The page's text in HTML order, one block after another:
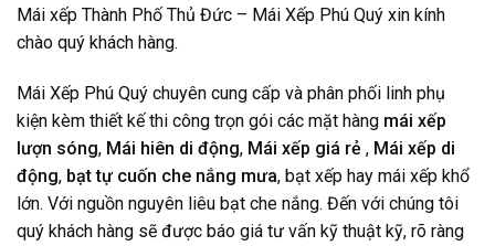
Mái xếp Thành Phố Thủ Đức – Mái Xếp Phú Quý xin kính
chào quý khách hàng.
Mái Xếp Phú Quý chuyên cung cấp và phân phối linh phụ
kiện kèm thiết kế thi công trọn gói các mặt hàng mái xếp
lượn sóng, Mái hiên di động, Mái xếp giá rẻ , Mái xếp di
động, bạt tự cuốn che nắng mưa, bạt xếp hay mái xếp khổ
lớn. Với nguồn nguyên liêu bạt che nắng. Đến với chúng tôi
quý khách hàng sẽ được báo giá tư vấn kỹ thuật kỹ, rõ ràng